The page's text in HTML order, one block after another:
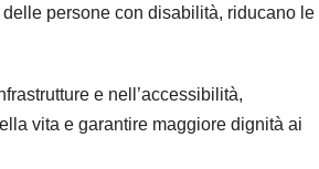
persone con disabilità, riducano le
e nell’accessibilità,
vita e garantire maggiore dignità ai